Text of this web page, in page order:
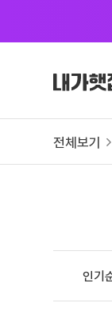
전체보기